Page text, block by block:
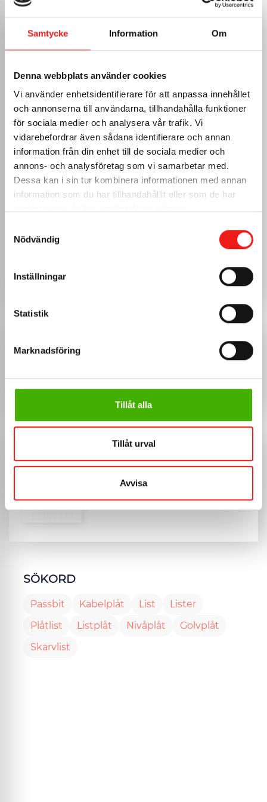
Samtycke Information Om
Denna webbplats använder cookies
Vi använder enhetsidentifierare för att anpassa innehållet
och annonserna till användarna, tillhandahålla funktioner
för sociala medier och analysera vår trafik. Vi
vidarebefordrar även sådana identifierare och annan
information från din enhet till de sociala medier och
annons- och analysföretag som vi samarbetar med.
Dessa kan i sin tur kombinera informationen med annan
information som du har tillhandahållit eller som de har
Nödvändig
Inställningar
Statistik
Marknadsföring
Tillåt alla
Tillåt urval
Avvisa
VÄLJ PLÅT
0.6mm RAL 9005
Vit
0.6mm RAL 9010
Tegelröd
0.6mm RAL 8004
Mörkgrå
Magestic
0.6mm
Aluzink
0.6mm
Rostfritt
Omslag höger
SÖKORD
Passbit Kabelplåt List
Lister
Plåtlist
Listplåt Nivåplåt
Golvplåt
Skarvlist